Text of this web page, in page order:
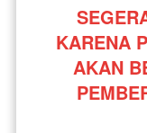
KARENA
AKAN